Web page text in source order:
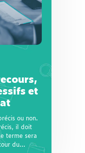
et
ou non.
il doit
terme sera
du...
et
ou non.
il doit
terme sera
salarié
précis est
certains
On
!